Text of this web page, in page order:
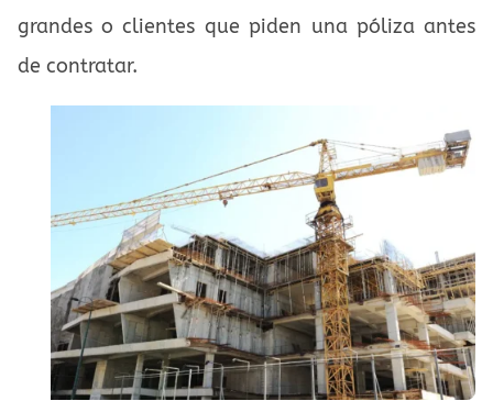
grandes o clientes que piden una póliza antes
de contratar.